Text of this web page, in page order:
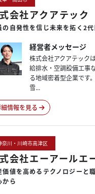
会社アクアテック
の 自発性を信じ未来を拓く 2代
経営者メッセージ
株式会社アクアテック
給排水・空調設備工事
る地域密着型企業です
雪...
情報を見る
奈川・川崎市高津区
会社エーアールエ
価値を高める テクノロジーと
から